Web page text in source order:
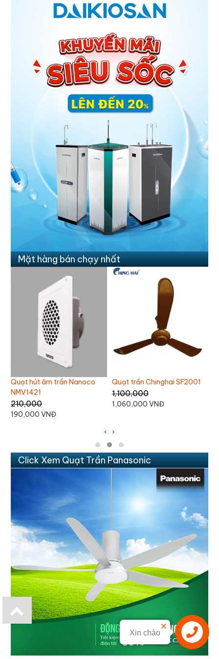
Mặt hàng bán chạy nhất
Quạt trần Chinghai SF2001
1,100,000
1,060,000 VNĐ
Quạt trần 3 cánh Nanoco
NCF6031-K
1,380,000 VNĐ
‹ ›
Click Xem Quạt Trần Panasonic
Xin chào